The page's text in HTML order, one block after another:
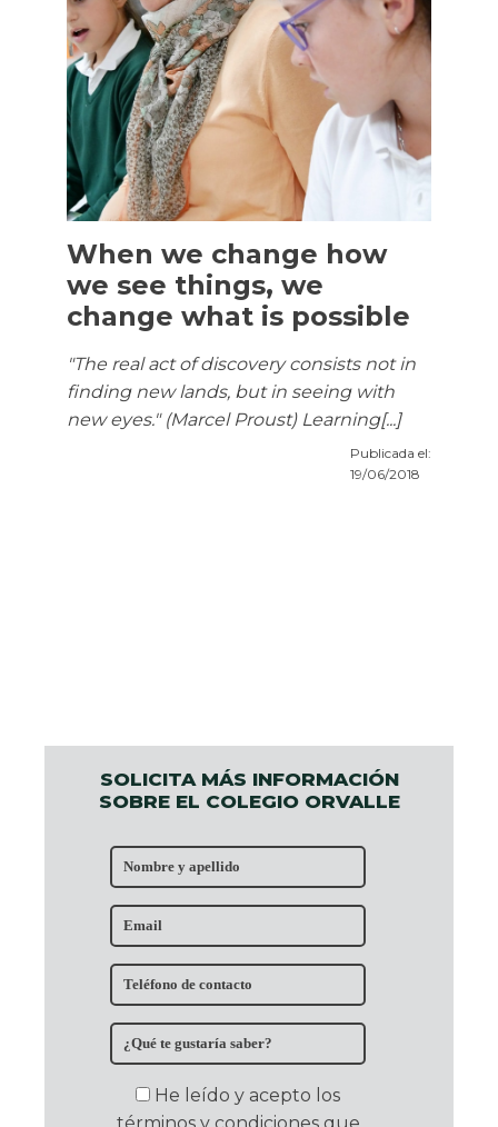
SOLICITA MÁS INFORMACIÓN
SOBRE EL COLEGIO ORVALLE
He leído y acepto los
When we change how
we see things, we
change what is possible
"The real act of discovery consists not in
finding new lands, but in seeing with
new eyes." (Marcel Proust) Learning[...]
Publicada el:
19/06/2018